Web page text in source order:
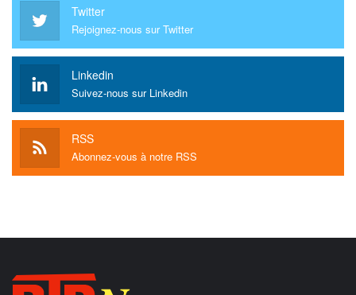
Twitter
Rejoignez-nous sur Twitter
Linkedin
Suivez-nous sur Linkedin
RSS
Abonnez-vous à notre RSS